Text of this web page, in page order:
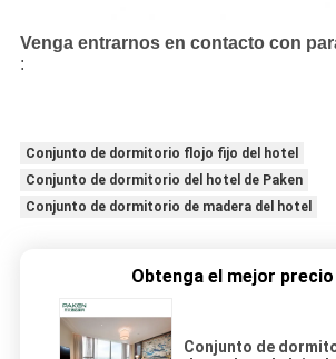
Venga entrarnos en contacto con
:
Conjunto de dormitorio flojo fijo del hotel
Conjunto de dormitorio del hotel de Paken
Conjunto de dormitorio de madera del hotel
Obtenga el mejor
Conjunto de